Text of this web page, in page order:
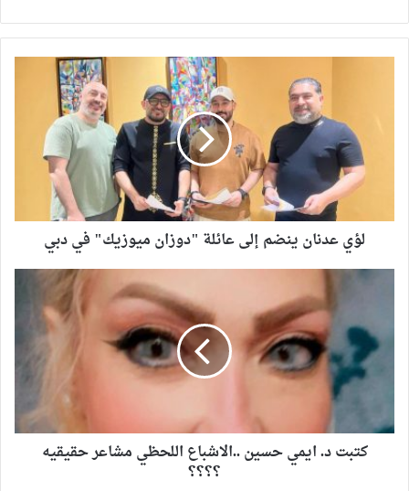
لؤي عدنان ينضم إلى عائلة "دوزان ميوزيك" في دبي
كتبت د. ايمي حسين ..الاشباع اللحظي مشاعر حقيقيه
؟؟؟؟